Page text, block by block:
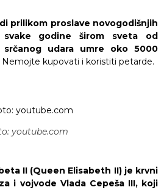
prilikom proslave novogodišnjih
godine širom sveta od
udara umre oko 5000
Nemojte kupovati i koristiti petarde.
youtube.com
II (Queen Elisabeth II) je krvni
i vojvode Vlada Cepeša III, koji